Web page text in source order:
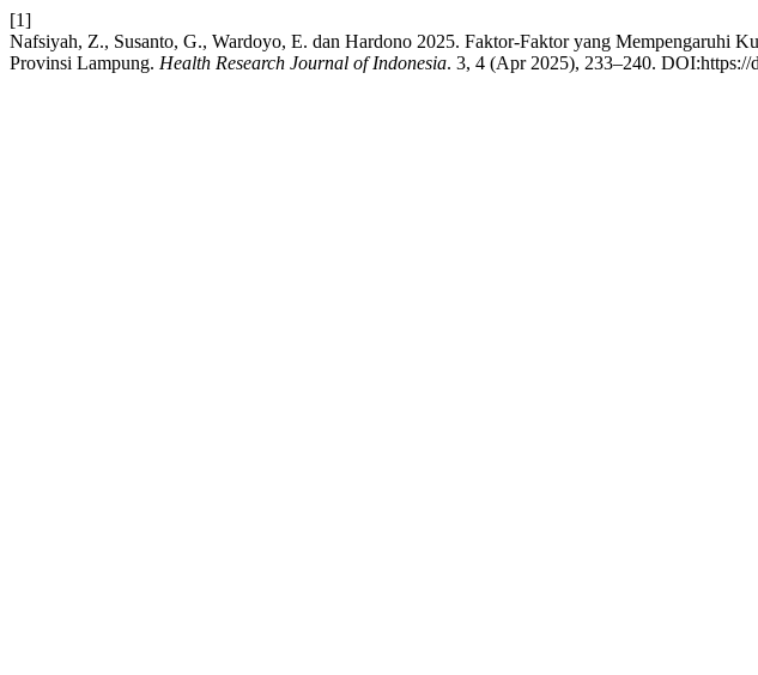
[1]
Nafsiyah, Z., Susanto, G., Wardoyo, E. dan Hardono 2025. Faktor-Faktor yang Mempengaruhi
Provinsi Lampung. Health Research Journal of Indonesia. 3, 4 (Apr 2025), 233–240.